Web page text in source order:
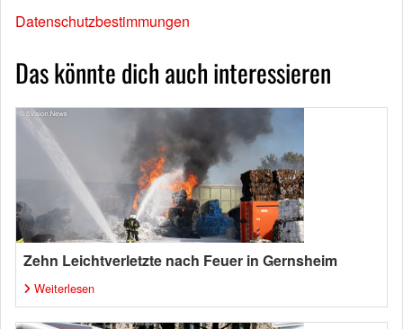
Datenschutzbestimmungen
Das könnte dich auch interessieren
Zehn Leichtverletzte nach Feuer in Gernsheim
Weiterlesen